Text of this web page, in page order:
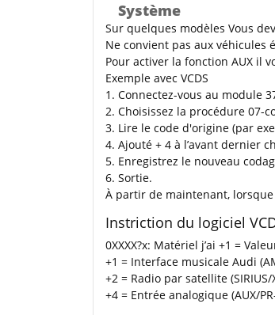
Système
Sur quelques modèles Vous
Ne convient pas aux véhicules
Pour activer la fonction AUX il
Exemple avec VCDS
1. Connectez-vous au module
2. Choisissez la procédure 07-
3. Lire le code d'origine (par
4. Ajouté + 4 à l’avant dernier
5. Enregistrez le nouveau
6. Sortie.
À partir de maintenant, lorsque
Instriction du logiciel
0XXXX?x: Matériel j’ai +1 =
+1 = Interface musicale Audi
+2 = Radio par satellite
+4 = Entrée analogique (AUX/